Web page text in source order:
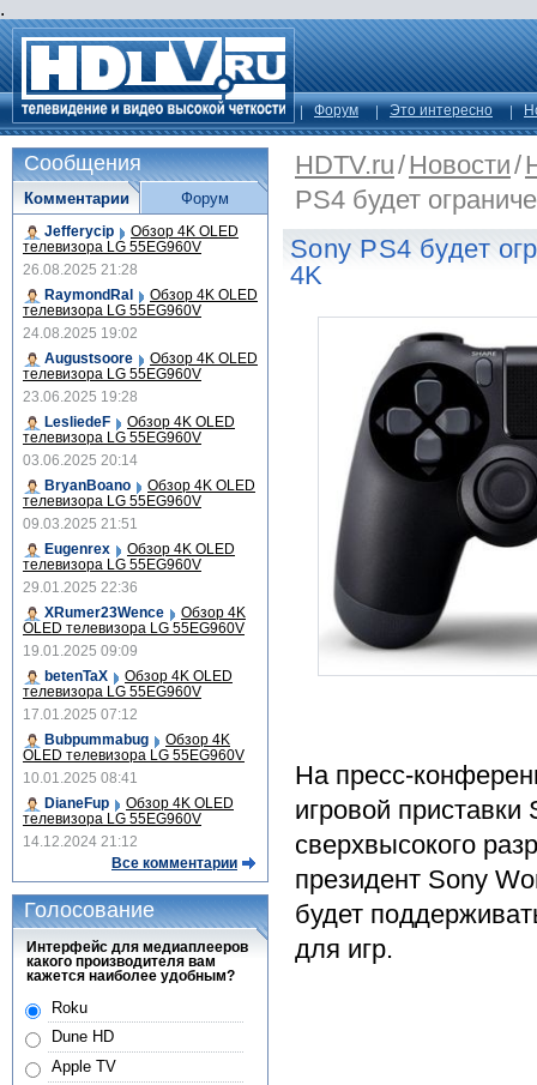
.
Форум Это интересно
HDTV.ru/Новости/
PS4 будет
Sony PS4 будет
4K
На пресс-
игровой
сверхвысокого
президент Sony
будет
для игр.
Сообщения
Комментарии
Jefferycip Обзор 4K OLED
телевизора LG 55EG960V
26.08.2025 21:28
RaymondRal
Обзор 4K OLED
телевизора LG 55EG960V
24.08.2025 19:02
Augustsoore
Обзор 4K OLED
телевизора LG 55EG960V
23.06.2025 19:28
LesliedeF
Обзор 4K OLED
телевизора LG 55EG960V
03.06.2025 20:14
BryanBoano
Обзор 4K OLED
телевизора LG 55EG960V
09.03.2025 21:51
Eugenrex
Обзор 4K OLED
телевизора LG 55EG960V
29.01.2025 22:36
XRumer23Wence
Обзор 4K
OLED телевизора LG 55EG960V
19.01.2025 09:09
betenTaX
Обзор 4K OLED
телевизора LG 55EG960V
17.01.2025 07:12
Bubpummabug
Обзор 4K
OLED телевизора LG 55EG960V
10.01.2025 08:41
DianeFup
Обзор 4K OLED
телевизора LG 55EG960V
14.12.2024 21:12
Все комментарии
Форум
Голосование
Интерфейс для медиаплееров
какого производителя вам
кажется наиболее удобным?
Roku
Dune HD
Apple TV